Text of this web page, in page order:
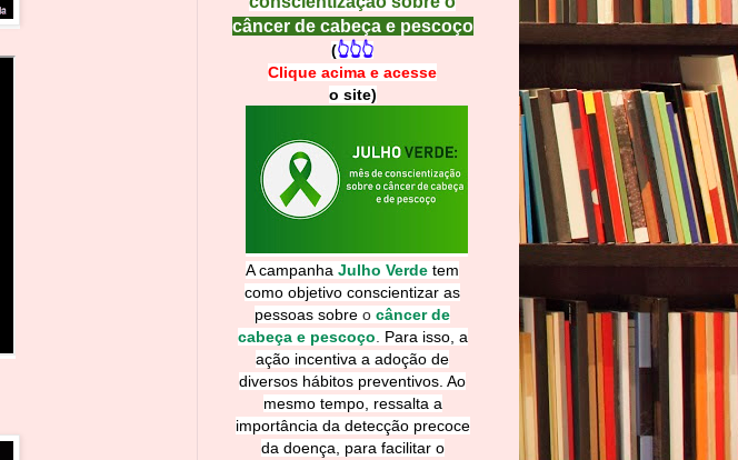
câncer de cabeça e pescoço
(👆👆👆
Clique acima e acesse
o site)
A campanha Julho Verde tem
como objetivo conscientizar as
pessoas sobre o câncer de
cabeça e pescoço
Para isso, a
ação incentiva a adoção de
diversos hábitos preventivos. Ao
mesmo tempo, ressalta a
importância da detecção precoce
da doença, para facilitar o